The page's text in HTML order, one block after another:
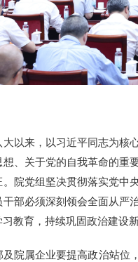
以来，以习近平同志为核
、关于党的自我革命的重
院党组坚决贯彻落实党中
部必须深刻领会全面从严
教育，持续巩固政治建设
属企业要提高政治站位，